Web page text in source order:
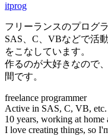
itprog
フリーランスのプログ
SAS、C、VBなどで活
をこなしています。
作るのが大好きなので
間です。
freelance programmer
Active in SAS, C, VB,
10 years, working at home
I love creating things, so